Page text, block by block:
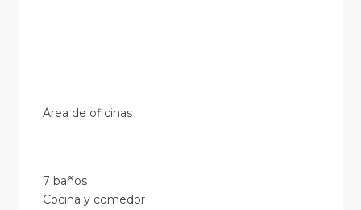
Área de oficinas
7 baños
Cocina y comedor